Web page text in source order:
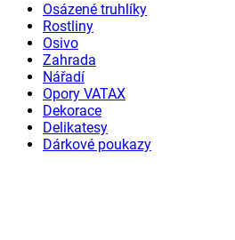
Osázené truhlíky
Rostliny
Osivo
Zahrada
Nářadí
Opory VATAX
Dekorace
Delikatesy
Dárkové poukazy